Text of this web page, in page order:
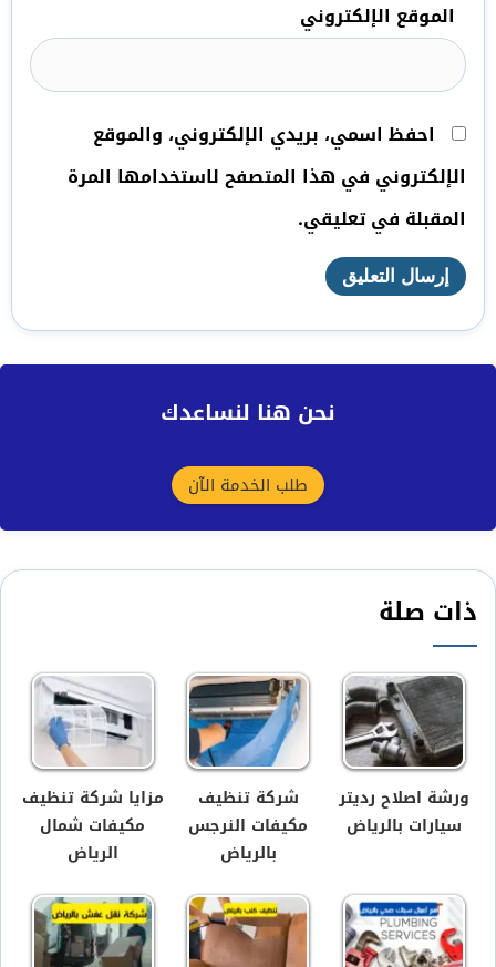
الموقع الإلكتروني
احفظ اسمي، بريدي الإلكتروني، والموقع
الإلكتروني في هذا المتصفح لاستخدامها المرة
المقبلة في تعليقي.
نحن هنا لنساعدك
طلب الخدمة الآن
ذات صلة
ورشة اصلاح رديتر
سيارات بالرياض
شركة تنظيف
مكيفات النرجس
بالرياض
مزايا شركة تنظيف
مكيفات شمال
الرياض